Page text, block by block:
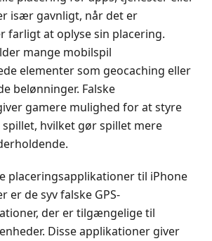
især gavnligt, når det er
farligt at oplyse sin placering.
mange mobilspil
elementer som geocaching eller
belønninger. Falske
gamere mulighed for at styre
hvilket gør spillet mere
placeringsapplikationer til iPhone
er de syv falske GPS-
der er tilgængelige til
Disse applikationer giver